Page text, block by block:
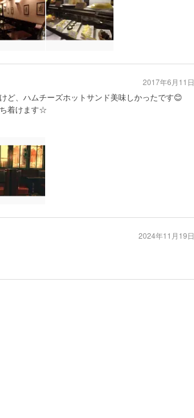
ど、ハムチーズホットサンド美味しかったです😊
着けます☆
2017年6月11日
2024年11月19日